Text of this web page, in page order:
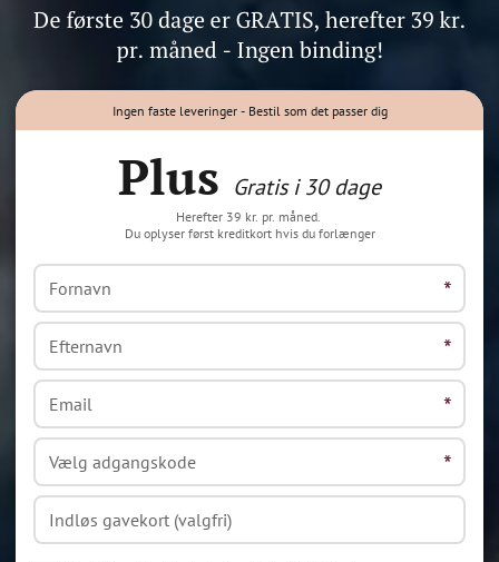
Ingen faste leveringer - Bestil som det passer dig
Plus Gratis i 30 dage
Herefter 39 kr. pr. måned.
Du oplyser først kreditkort hvis du forlænger